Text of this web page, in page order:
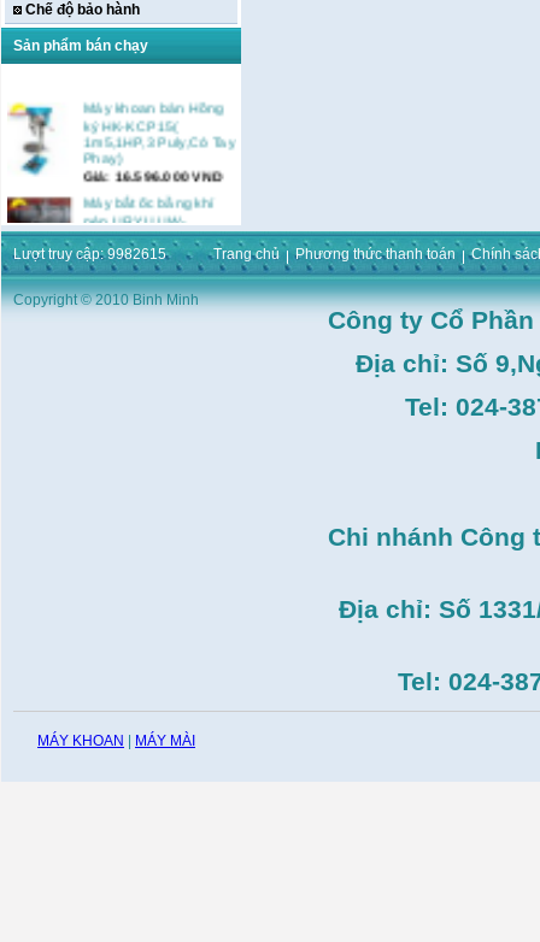
Chế độ bảo hành
Sản phẩm bán chạy
Máy khoan bàn Hồng
ký HK-KCP15(
1m5,1HP,3 Puly,Có Tay
Phay)
Giá:16.596.000VND
Máy bắt ốc bằng khí
nén URYU UW-
9SK(M10)
Giá:0VND
Máy duỗi sắt Hồng ký
HK–DSM114( 1HP,Ø8 -
Lượt truy cập: 9982615 Trang chủ Phương thức thanh toán Chính
Copyright © 2010 Binh Minh
Công ty Cổ
Địa chỉ: Số
Tel: 024-
Chi nhánh Công
Địa chỉ: Số
Tel: 024-
MÁY KHOAN MÁY MÀI